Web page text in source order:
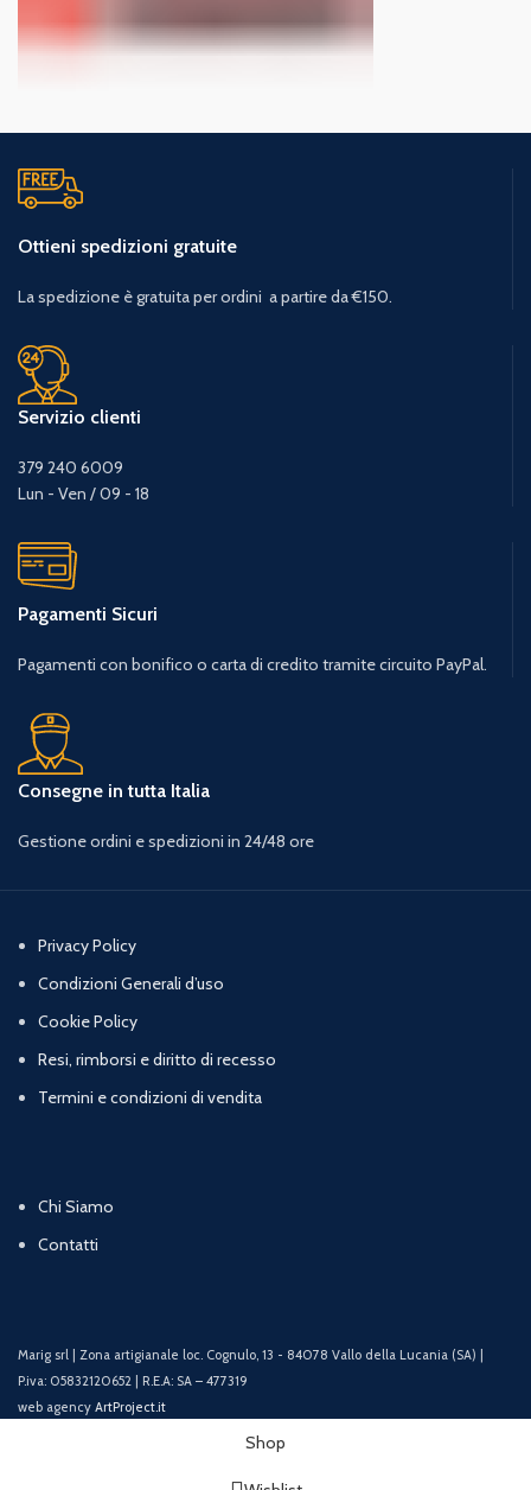
Ottieni spedizioni gratuite
La spedizione è gratuita per ordini a partire da €150.
Servizio clienti
379 240 6009
Lun - Ven / 09 - 18
Pagamenti Sicuri
Pagamenti con bonifico o carta di credito tramite circuito PayPal.
Consegne in tutta Italia
Gestione ordini e spedizioni in 24/48 ore
Privacy Policy
Condizioni Generali d’uso
Cookie Policy
Resi, rimborsi e diritto di recesso
Termini e condizioni di vendita
Chi Siamo
Contatti
Marig srl | Zona artigianale loc. Cognulo, 13 - 84078 Vallo della Lucania (SA) |
P.iva: 05832120652 | R.E.A: SA – 477319
web agency ArtProject.it
Shop